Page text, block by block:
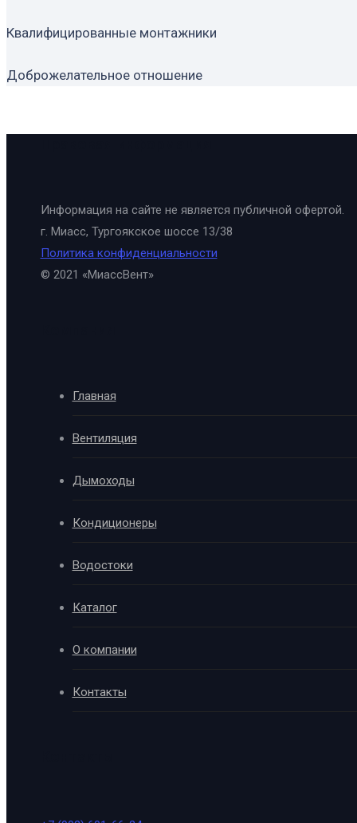
Квалифицированные монтажники
Доброжелательное отношение
Информация на сайте не является публичной офертой.
г. Миасс, Тургоякское шоссе 13/38
Политика конфиденциальности
© 2021 «МиассВент»
Главная
Вентиляция
Дымоходы
Кондиционеры
Водостоки
Каталог
О компании
Контакты